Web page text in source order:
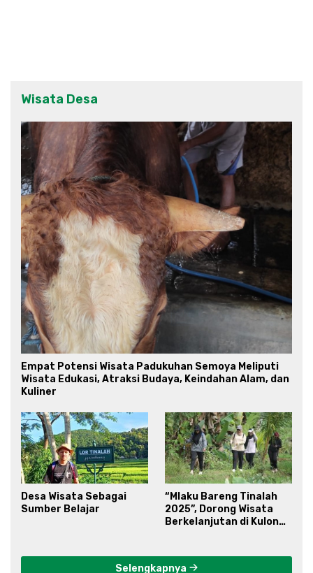
Wisata Desa
Empat Potensi Wisata Padukuhan Semoya Meliputi
Wisata Edukasi, Atraksi Budaya, Keindahan Alam, dan
Kuliner
Desa Wisata Sebagai
Sumber Belajar
“Mlaku Bareng Tinalah
2025”, Dorong Wisata
Berkelanjutan di Kulon
Selengkapnya